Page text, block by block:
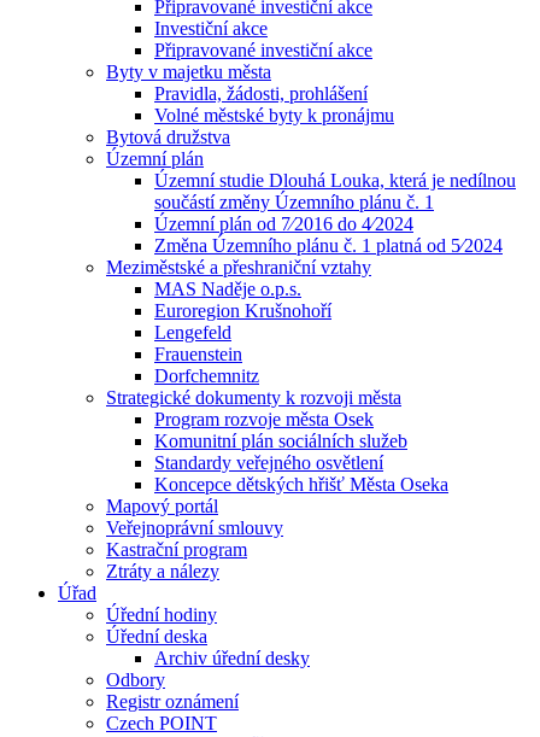
Připravované investiční akce
Investiční akce
Připravované investiční akce
Byty v majetku města
Pravidla, žádosti, prohlášení
Volné městské byty k pronájmu
Bytová družstva
Územní plán
Územní studie Dlouhá Louka, která je nedílnou
součástí změny Územního plánu č. 1
Územní plán od 7⁄2016 do 4⁄2024
Změna Územního plánu č. 1 platná od 5⁄2024
Meziměstské a přeshraniční vztahy
MAS Naděje o.p.s.
Euroregion Krušnohoří
Lengefeld
Frauenstein
Dorfchemnitz
Strategické dokumenty k rozvoji města
Program rozvoje města Osek
Komunitní plán sociálních služeb
Standardy veřejného osvětlení
Koncepce dětských hřišť Města Oseka
Mapový portál
Veřejnoprávní smlouvy
Kastrační program
Ztráty a nálezy
Úřad
Úřední hodiny
Úřední deska
Archiv úřední desky
Odbory
Registr oznámení
Czech POINT